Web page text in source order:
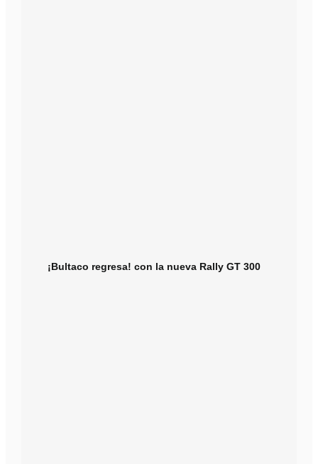
¡Bultaco regresa! con la nueva Rally GT 300